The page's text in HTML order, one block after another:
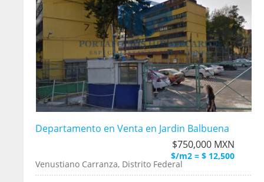
Departamento en Venta en Jardin Balbuena
$750,000 MXN
$/m2 = $ 12,500
Venustiano Carranza, Distrito Federal